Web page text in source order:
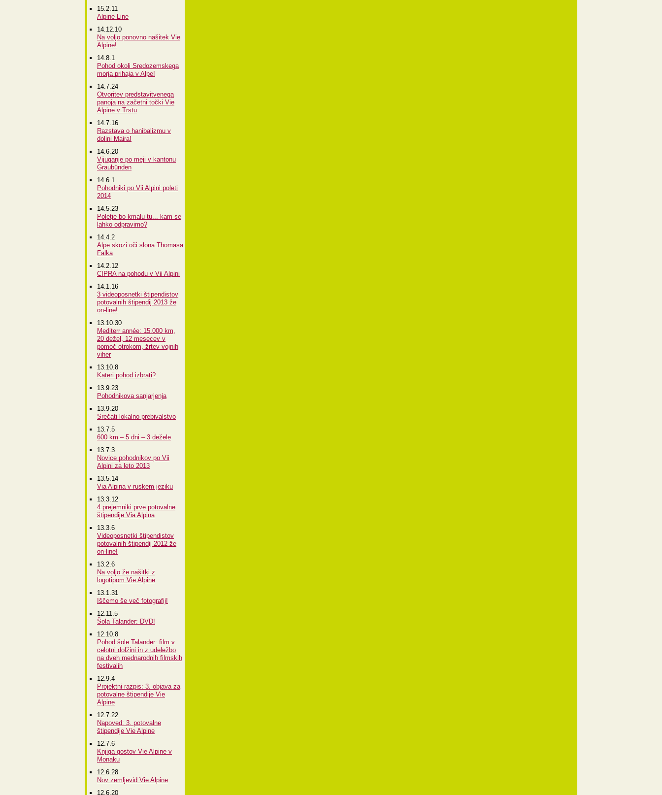
15.2.11
Alpine Line
14.12.10
Na voljo ponovno našitek Vie
Alpine!
14.8.1
Pohod okoli Sredozemskega
morja prihaja v Alpe!
14.7.24
Otvoritev predstavitvenega
panoja na začetni točki Vie
Alpine v Trstu
14.7.16
Razstava o hanibalizmu v
dolini Maira!
14.6.20
Vijuganje po meji v kantonu
Graubünden
14.6.1
Pohodniki po Vii Alpini poleti
2014
14.5.23
Poletje bo kmalu tu... kam se
lahko odpravimo?
14.4.2
Alpe skozi oči slona Thomasa
Falka
14.2.12
CIPRA na pohodu v Vii Alpini
14.1.16
3 videoposnetki štipendistov
potovalnih štipendij 2013 že
on-line!
13.10.30
Mediterr année: 15.000 km,
20 dežel, 12 mesecev v
pomoč otrokom, žrtev vojnih
viher
13.10.8
Kateri pohod izbrati?
13.9.23
Pohodnikova sanjarjenja
13.9.20
Srečati lokalno prebivalstvo
13.7.5
600 km – 5 dni – 3 dežele
13.7.3
Novice pohodnikov po Vii
Alpini za leto 2013
13.5.14
Via Alpina v ruskem jeziku
13.3.12
4 prejemniki prve potovalne
štipendije Via Alpina
13.3.6
Videoposnetki štipendistov
potovalnih štipendij 2012 že
on-line!
13.2.6
Na voljo že našitki z
logotipom Vie Alpine
13.1.31
Iščemo še več fotografij!
12.11.5
Šola Talander: DVD!
12.10.8
Pohod šole Talander: film v
celotni dolžini in z udeležbo
na dveh mednarodnih filmskih
festivalih
12.9.4
Projektni razpis: 3. objava za
potovalne štipendije Vie
Alpine
12.7.22
Napoved: 3. potovalne
štipendije Vie Alpine
12.7.6
Knjiga gostov Vie Alpine v
Monaku
12.6.28
Nov zemljevid Vie Alpine
12.6.20